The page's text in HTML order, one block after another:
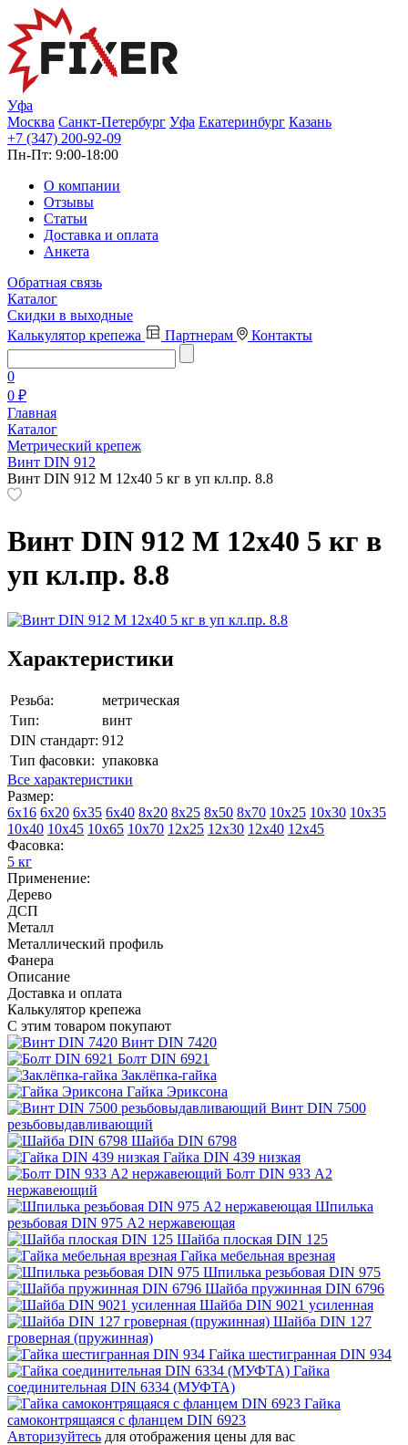
Уфа
Москва Санкт-Петербург Уфа Екатеринбург Казань
+7 (347) 200-92-09
Пн-Пт: 9:00-18:00
О компании
Отзывы
Статьи
Доставка и оплата
Анкета
Обратная связь
Каталог
Скидки в выходные
Калькулятор крепежа
Партнерам Контакты
0
0 ₽
Главная
Каталог
Метрический крепеж
Винт DIN 912
Винт DIN 912 М 12х40 5 кг в уп кл.пр. 8.8
Винт DIN 912 М 12х40 5 кг в
уп кл.пр. 8.8
Характеристики
Резьба:
метрическая
Тип:
винт
DIN стандарт: 912
Тип фасовки: упаковка
Все характеристики
Размер:
6х16 6х20 6х35 6х40 8х20 8х25 8х50 8х70 10х25 10х30 10х35
10х40 10х45 10х65 10х70 12х25 12х30 12х40 12х45
Фасовка:
5 кг
Применение:
Дерево
ДСП
Металл
Металлический профиль
Фанера
Описание
Доставка и оплата
Калькулятор крепежа
С этим товаром покупают
Винт DIN 7420
Болт DIN 6921
Заклёпка-гайка
Гайка Эриксона
Винт DIN 7500
резьбовыдавливающий
Шайба DIN 6798
Гайка DIN 439 низкая
Болт DIN 933 A2
нержавеющий
Шпилька
резьбовая DIN 975 A2 нержавеющая
Шайба плоская DIN 125
Гайка мебельная врезная
Шпилька резьбовая DIN 975
Шайба пружинная DIN 6796
Шайба DIN 9021 усиленная
Шайба DIN 127
гроверная (пружинная)
Гайка шестигранная DIN 934
Гайка
соединительная DIN 6334 (МУФТА)
Гайка
самоконтрящаяся с фланцем DIN 6923
Авторизуйтесь для отображения цены для вас